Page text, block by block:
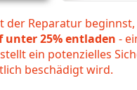
der Reparatur beginnst,
unter 25% entladen -
ein potenzielles
beschädigt wird.